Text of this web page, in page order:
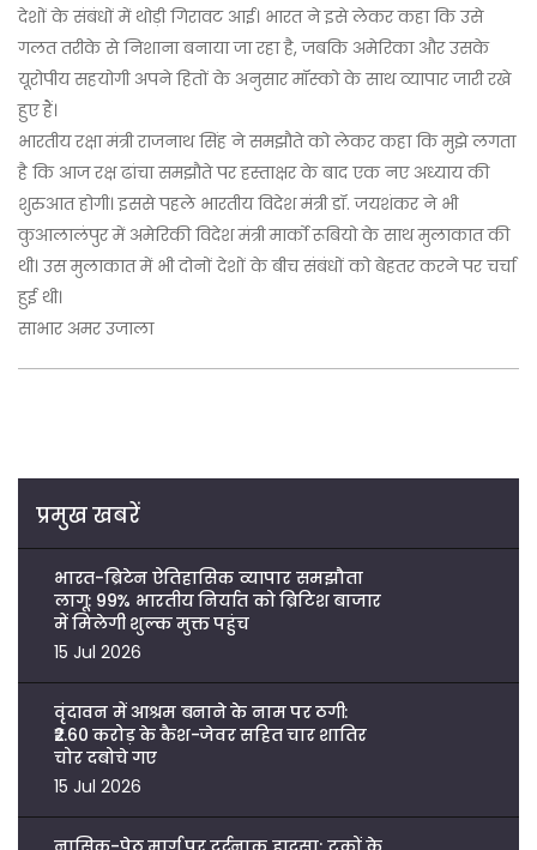
देशों के संबंधों में थोड़ी गिरावट आई। भारत ने इसे लेकर कहा कि उसे
गलत तरीके से निशाना बनाया जा रहा है, जबकि अमेरिका और उसके
यूरोपीय सहयोगी अपने हितों के अनुसार मॉस्को के साथ व्यापार जारी रखे
हुए हैं।
भारतीय रक्षा मंत्री राजनाथ सिंह ने समझौते को लेकर कहा कि मुझे लगता
है कि आज रक्ष ढांचा समझौते पर हस्ताक्षर के बाद एक नए अध्याय की
शुरुआत होगी। इससे पहले भारतीय विदेश मंत्री डॉ. जयशंकर ने भी
कुआलालंपुर में अमेरिकी विदेश मंत्री मार्को रूबियो के साथ मुलाकात की
थी। उस मुलाकात में भी दोनों देशों के बीच संबंधों को बेहतर करने पर चर्चा
हुई थी।
साभार अमर उजाला
प्रमुख खबरें
भारत-ब्रिटेन ऐतिहासिक व्यापार समझौता
लागू: 99% भारतीय निर्यात को ब्रिटिश बाजार
में मिलेगी शुल्क मुक्त पहुंच
15 Jul 2026
वृंदावन में आश्रम बनाने के नाम पर ठगी:
₹2.60 करोड़ के कैश-जेवर सहित चार शातिर
चोर दबोचे गए
15 Jul 2026